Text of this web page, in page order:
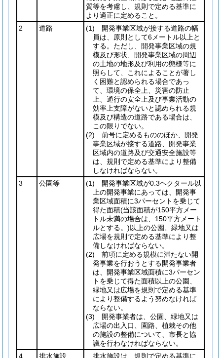
質等を考慮し、規則で定める基準に
より適正に定めること。
2
道路 (1) 開発事業区域が接する道路の幅
員は、原則として6メートル以上と
する。ただし、開発事業区域の規
模及び形状、開発事業区域の周辺
の土地の地形及び利用の態様等に
照らして、これによることが著し
く困難と認められる場合であっ
て、環境の保全上、災害の防止
上、通行の安全上及び事業活動の
効率上支障がないと認められる規
模及び構造の道路である場合は、
この限りでない。
(2) 前号に定めるもののほか、開発
事業区域が接する道路、開発事業
区域内の道路及び交通安全施設等
は、規則で定める基準により整備
しなければならない。
3
公園等 (1) 開発事業区域が0.3ヘクタール以
上の開発事業にあっては、開発事
業区域面積に3パーセントを乗じて
得た面積(当該面積が150平方メー
トル未満の場合は、150平方メート
ルとする。)以上の公園、緑地又は
広場を規則で定める基準により整
備しなければならない。
(2) 前項に定める規模に満たない開
発事業を行おうとする開発事業者
は、開発事業区域面積に3パーセン
トを乗じて得た面積以上の公園、
緑地又は広場を規則で定める基準
により整備するよう努めなければ
ならない。
(3) 開発事業者は、公園、緑地又は
広場の出入口、園路、植栽その他
の施設の整備について、市長と協
議を行わなければならない。
4
排水施設
排水施設は、規則で定める基準に